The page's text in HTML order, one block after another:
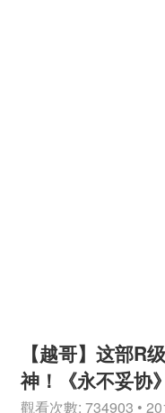
【越哥】这部R
神！《永不妥协》
觀看次數: 734903 •